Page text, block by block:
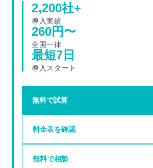
2,200社+
導入実績
260円〜
全国一律
最短7 日
導入スタート
無料で試算
料金表を確認
無料で相談